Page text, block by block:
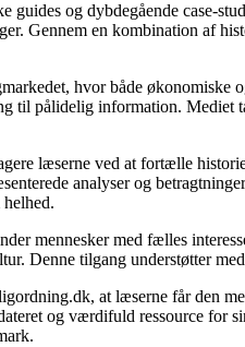
og dybdegående case-
Gennem en kombination af
hvor både
til pålidelig information.
læserne ved at fortælle
analyser og
mennesker med fælles
Denne tilgang understøtter
at læserne får den
og værdifuld ressource